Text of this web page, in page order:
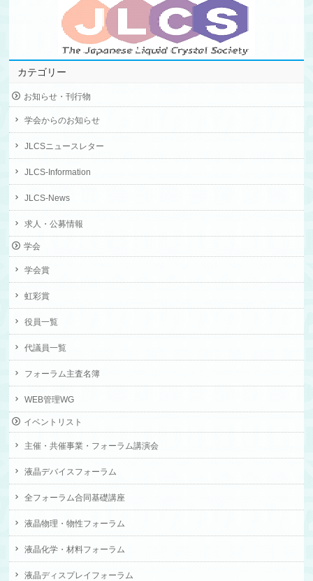
カテゴリー
お知らせ・刊行物
学会からのお知らせ
JLCSニュースレター
JLCS-Information
JLCS-News
求人・公募情報
学会
学会賞
虹彩賞
役員一覧
代議員一覧
フォーラム主査名簿
WEB管理WG
イベントリスト
主催・共催事業・フォーラム講演会
液晶デバイスフォーラム
全フォーラム合同基礎講座
液晶物理・物性フォーラム
液晶化学・材料フォーラム
液晶ディスプレイフォーラム